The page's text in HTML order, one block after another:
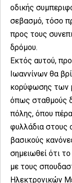
οδικής
σεβασμό, τόσο
προς τους
δρόμου.
Εκτός αυτού,
Ιωαννίνων θα
κορύφωσης των
όπως σταθμούς
πόλης, όπου
φυλλάδια στους
βασικούς
σημειωθεί ότι
με τους
Ηλεκτρονικών